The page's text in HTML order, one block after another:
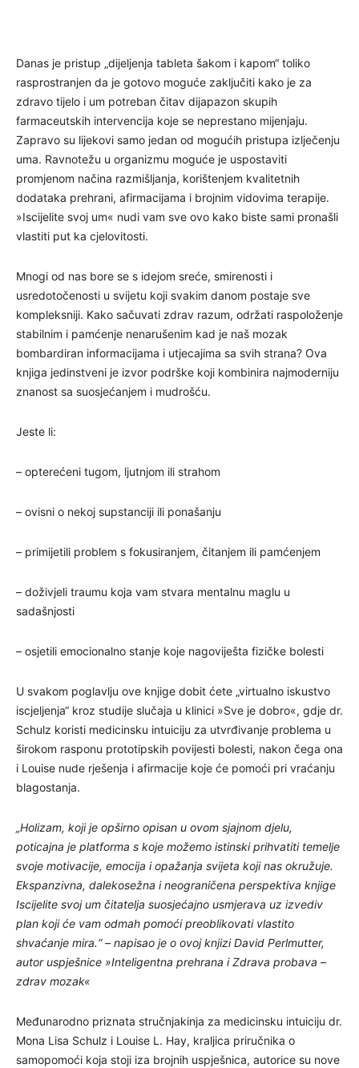
Danas je pristup „dijeljenja tableta šakom i kapom“ toliko
rasprostranjen da je gotovo moguće zaključiti kako je za
zdravo tijelo i um potreban čitav dijapazon skupih
farmaceutskih intervencija koje se neprestano mijenjaju.
Zapravo su lijekovi samo jedan od mogućih pristupa izlječenju
uma. Ravnotežu u organizmu moguće je uspostaviti
promjenom načina razmišljanja, korištenjem kvalitetnih
dodataka prehrani, afirmacijama i brojnim vidovima terapije.
»Iscijelite svoj um« nudi vam sve ovo kako biste sami pronašli
vlastiti put ka cjelovitosti.
Mnogi od nas bore se s idejom sreće, smirenosti i
usredotočenosti u svijetu koji svakim danom postaje sve
kompleksniji. Kako sačuvati zdrav razum, održati raspoloženje
stabilnim i pamćenje nenarušenim kad je naš mozak
bombardiran informacijama i utjecajima sa svih strana? Ova
knjiga jedinstveni je izvor podrške koji kombinira najmoderniju
znanost sa suosjećanjem i mudrošću.
Jeste li:
– opterećeni tugom, ljutnjom ili strahom
– ovisni o nekoj supstanciji ili ponašanju
– primijetili problem s fokusiranjem, čitanjem ili pamćenjem
– doživjeli traumu koja vam stvara mentalnu maglu u
sadašnjosti
– osjetili emocionalno stanje koje nagoviješta fizičke bolesti
U svakom poglavlju ove knjige dobit ćete „virtualno iskustvo
iscjeljenja“ kroz studije slučaja u klinici »Sve je dobro«, gdje dr.
Schulz koristi medicinsku intuiciju za utvrđivanje problema u
širokom rasponu prototipskih povijesti bolesti, nakon čega ona
i Louise nude rješenja i afirmacije koje će pomoći pri vraćanju
blagostanja.
„Holizam, koji je opširno opisan u ovom sjajnom djelu,
poticajna je platforma s koje možemo istinski prihvatiti temelje
svoje motivacije, emocija i opažanja svijeta koji nas okružuje.
Ekspanzivna, dalekosežna i neograničena perspektiva knjige
Iscijelite svoj um čitatelja suosjećajno usmjerava uz izvediv
plan koji će vam odmah pomoći preoblikovati vlastito
shvaćanje mira.“ – napisao je o ovoj knjizi David Perlmutter,
autor uspješnice »Inteligentna prehrana i Zdrava probava –
zdrav mozak«
Međunarodno priznata stručnjakinja za medicinsku intuiciju dr.
Mona Lisa Schulz i Louise L. Hay, kraljica priručnika o
samopomoći koja stoji iza brojnih uspješnica, autorice su nove